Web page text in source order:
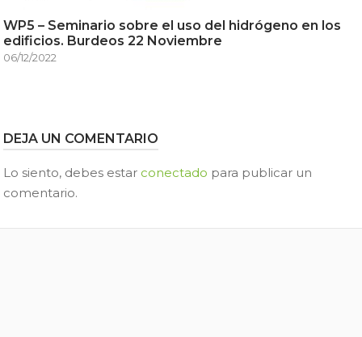
WP5 – Seminario sobre el uso del hidrógeno en los
edificios. Burdeos 22 Noviembre
06/12/2022
DEJA UN COMENTARIO
Lo siento, debes estar conectado para publicar un
comentario.